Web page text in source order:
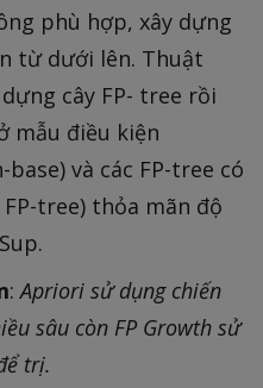
phù hợp, xây dựng
từ dưới lên. Thuật
cây FP- tree rồi
mẫu điều kiện
và các FP-tree có
tree) thỏa mãn độ
:Apriori sử dụng chiến
sâu còn FP Growth sử
trị.